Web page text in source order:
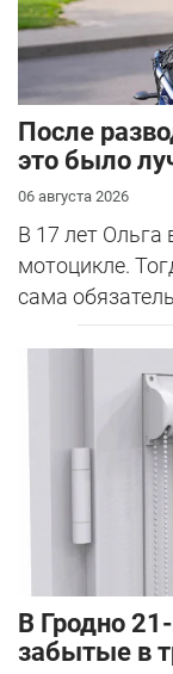
После
это было
06 августа 2026
В 17 лет
мотоцикле.
сама
В Гродно
забытые в